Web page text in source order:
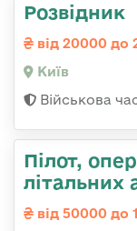
Розвідник
від 20000 до
Київ
Військова
Пілот,
літальних
від 50000 до